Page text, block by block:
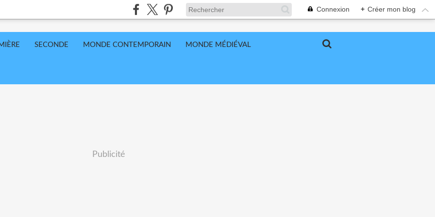
Connexion + Créer mon blog
SECONDE MONDE CONTEMPORAIN MONDE MÉDIÉVAL
Publicité